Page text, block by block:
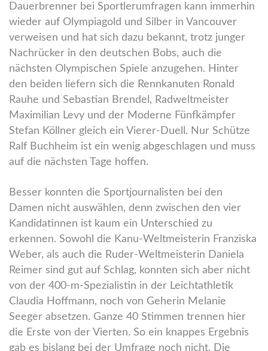
Dauerbrenner bei Sportlerumfragen kann immerhin
wieder auf Olympiagold und Silber in Vancouver
verweisen und hat sich dazu bekannt, trotz junger
Nachrücker in den deutschen Bobs, auch die
nächsten Olympischen Spiele anzugehen. Hinter
den beiden liefern sich die Rennkanuten Ronald
Rauhe und Sebastian Brendel, Radweltmeister
Maximilian Levy und der Moderne Fünfkämpfer
Stefan Köllner gleich ein Vierer-Duell. Nur Schütze
Ralf Buchheim ist ein wenig abgeschlagen und muss
auf die nächsten Tage hoffen.
Besser konnten die Sportjournalisten bei den
Damen nicht auswählen, denn zwischen den vier
Kandidatinnen ist kaum ein Unterschied zu
erkennen. Sowohl die Kanu-Weltmeisterin Franziska
Weber, als auch die Ruder-Weltmeisterin Daniela
Reimer sind gut auf Schlag, konnten sich aber nicht
von der 400-m-Spezialistin in der Leichtathletik
Claudia Hoffmann, noch von Geherin Melanie
Seeger absetzen. Ganze 40 Stimmen trennen hier
die Erste von der Vierten. So ein knappes Ergebnis
gab es bislang bei der Umfrage noch nicht. Die